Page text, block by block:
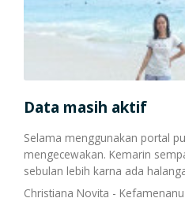
Data masih aktif
Selama menggunakan portal
mengecewakan. Kemarin
sebulan lebih karna ada
Christiana Novita -